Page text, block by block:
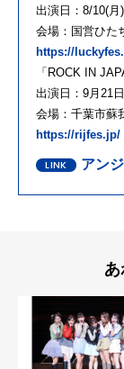
出演日：8/10(月)
会場：国営ひた
https://
「ROCK IN
出演日：9月21
会場：千葉市蘇
https://rijfes.jp/
アン